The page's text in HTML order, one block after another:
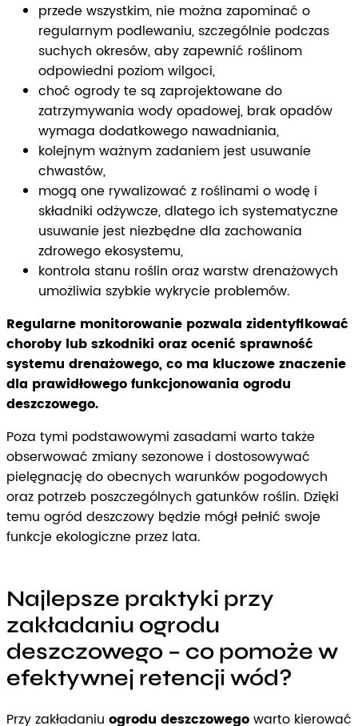
przede wszystkim, nie można zapominać o
regularnym podlewaniu, szczególnie podczas
suchych okresów, aby zapewnić roślinom
odpowiedni poziom wilgoci,
choć ogrody te są zaprojektowane do
zatrzymywania wody opadowej, brak opadów
wymaga dodatkowego nawadniania,
kolejnym ważnym zadaniem jest usuwanie
chwastów,
mogą one rywalizować z roślinami o wodę i
składniki odżywcze, dlatego ich systematyczne
usuwanie jest niezbędne dla zachowania
zdrowego ekosystemu,
kontrola stanu roślin oraz warstw drenażowych
umożliwia szybkie wykrycie problemów.
Regularne monitorowanie pozwala zidentyfikować
choroby lub szkodniki oraz ocenić sprawność
systemu drenażowego, co ma kluczowe znaczenie
dla prawidłowego funkcjonowania ogrodu
deszczowego.
Poza tymi podstawowymi zasadami warto także
obserwować zmiany sezonowe i dostosowywać
pielęgnację do obecnych warunków pogodowych
oraz potrzeb poszczególnych gatunków roślin. Dzięki
temu ogród deszczowy będzie mógł pełnić swoje
funkcje ekologiczne przez lata.
Najlepsze praktyki przy
zakładaniu ogrodu
deszczowego – co pomoże w
efektywnej retencji wód?
Przy zakładaniu ogrodu deszczowegowarto kierować